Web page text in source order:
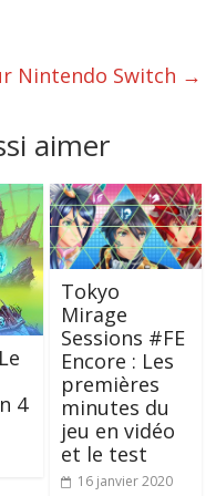
Nintendo Switch →
aimer
4
Tokyo
Mirage
Sessions #FE
Encore : Les
premières
minutes du
jeu en vidéo
et le test
16 janvier 2020